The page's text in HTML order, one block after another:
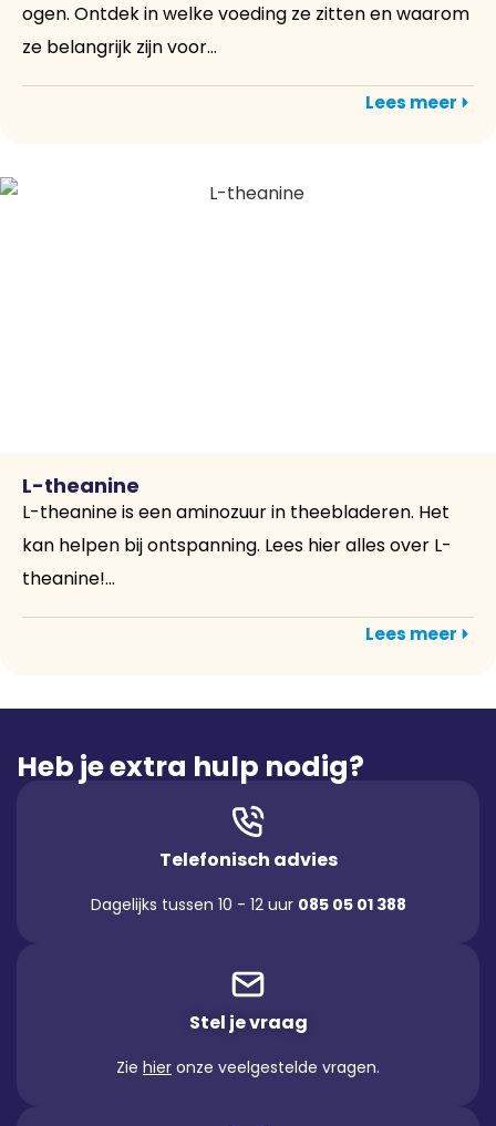
ogen. Ontdek in welke voeding ze zitten en waarom
ze belangrijk zijn voor...
Lees meer
L-theanine
L-theanine is een aminozuur in theebladeren. Het
kan helpen bij ontspanning. Lees hier alles over L-
theanine!...
Lees meer
Heb je extra hulp nodig?
Telefonisch advies
Dagelijks tussen 10 - 12 uur 085 05 01 388
Stel je vraag
Zie hier onze veelgestelde vragen.